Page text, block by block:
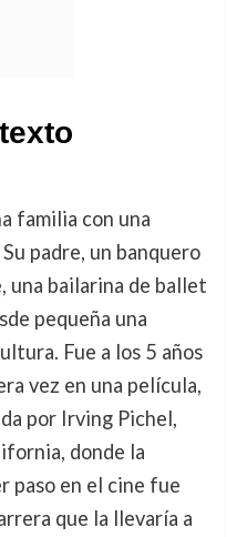
familia con una
padre, un banquero
una bailarina de ballet
pequeña una
Fue a los 5 años
vez en una película,
por Irving Pichel,
donde la
paso en el cine fue
que la llevaría a